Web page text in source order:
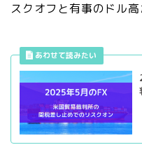
スクオフと有事のドル高